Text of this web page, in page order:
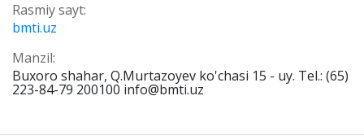
Rasmiy sayt:
bmti.uz
Manzil:
Buxoro shahar, Q.Murtazoyev ko'chasi 15 - uy. Tel.: (65)
223-84-79 200100 info@bmti.uz